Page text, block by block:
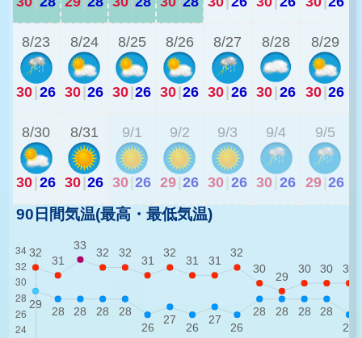
8/23
30 26
8/24
30 26
8/25
30 26
8/26
30 26
8/27
30 26
8/28
30 26
8/29
30 26
8/30
30 26
8/31
30 26
9/1
30 26
9/2
29 26
9/3
30 26
9/4
30 26
9/5
29 26
90日間気温(最高・最低気温)